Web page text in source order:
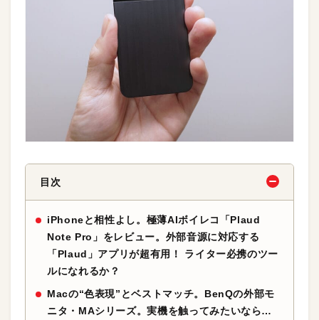
目次
iPhoneと相性よし。極薄AIボイレコ「Plaud
Note Pro」をレビュー。外部音源に対応する
「Plaud」アプリが超有用！ ライター必携のツー
ルになれるか？
Macの“色表現”とベストマッチ。BenQの外部モ
ニタ・MAシリーズ。実機を触ってみたいなら…